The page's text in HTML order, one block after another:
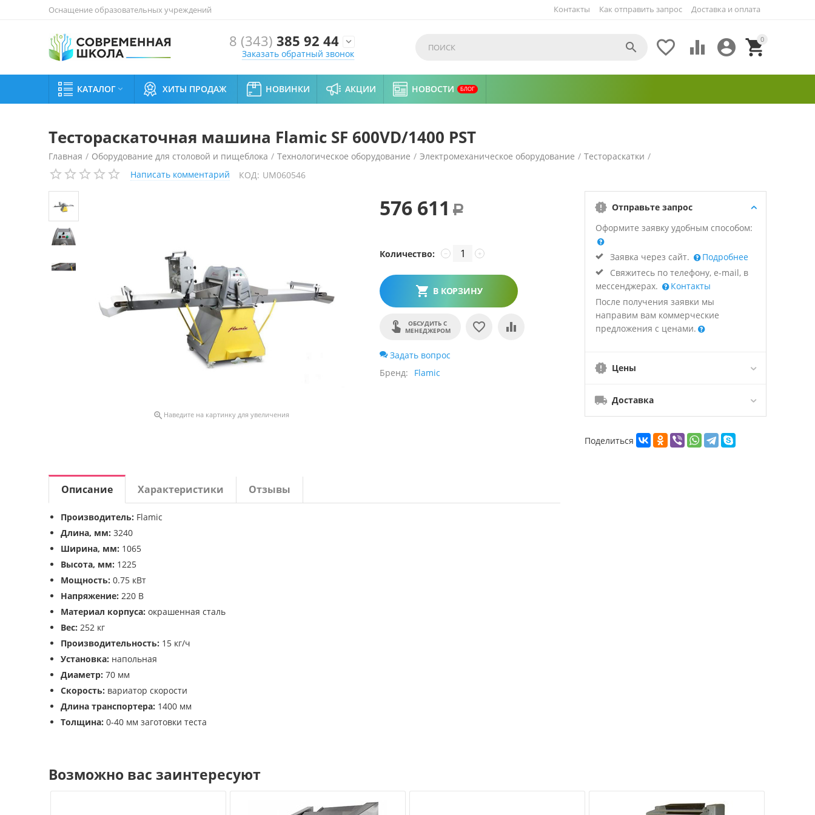
Оснащение образовательных учреждений Как отправить запрос Доставка и оплата
Контакты
8 (343) 385 92 44 
Заказать обратный звонок
0


 

КАТАЛОГ  ХИТЫ ПРОДАЖ НОВИНКИ АКЦИИ НОВОСТИ БЛОГ
Тестораскаточная машина Flamic SF 600VD/1400 PST
Главная / Оборудование для столовой и пищеблока / Технологическое оборудование / Электромеханическое оборудование / Тестораскатки /
Тестораскаточная машина Flamic SF 600VD/1400 PST
Написать комментарий КОД: UM060546
 Наведите на картинку для увеличения
576 611 Р
Количество: +
−
В КОРЗИНУ
ОБСУДИТЬ С
МЕНЕДЖЕРОМ
Задать вопрос
Бренд
Flamic
Отправьте запрос
Оформите заявку удобным способом:
Заявка через сайт.
Подробнее
Свяжитесь по телефону, e-mail, в
мессенджерах.
Контакты
После получения заявки мы
направим вам коммерческие
предложения с ценами.
Цены
Доставка
Поделиться
Описание Характеристики Отзывы
Производитель: Flamic
Длина, мм: 3240
Ширина, мм: 1065
Высота, мм: 1225
Мощность: 0.75 кВт
Напряжение: 220 В
Материал корпуса: окрашенная сталь
Вес: 252 кг
Производительность: 15 кг/ч
Установка: напольная
Диаметр: 70 мм
Скорость: вариатор скорости
Длина транспортера: 1400 мм
Толщина: 0-40 мм заготовки теста
Возможно вас заинтересуют